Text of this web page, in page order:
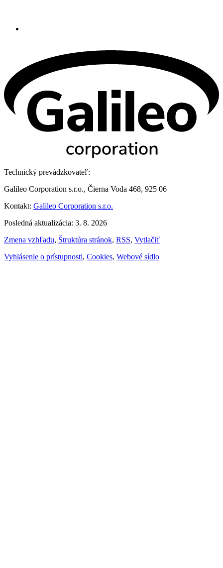
Technický prevádzkovateľ:
Galileo Corporation s.r.o., Čierna Voda 468, 925 06
Kontakt: Galileo Corporation s.r.o.
Posledná aktualizácia: 3. 8. 2026
Zmena vzhľadu, Štruktúra stránok, RSS, Vytlačiť
Vyhlásenie o prístupnosti, Cookies, Webové sídlo